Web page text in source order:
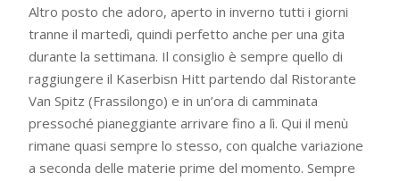
Altro posto che adoro, aperto in inverno tutti i giorni
tranne il martedì, quindi perfetto anche per una gita
durante la settimana. Il consiglio è sempre quello di
raggiungere il Kaserbisn Hitt partendo dal Ristorante
Van Spitz (Frassilongo) e in un’ora di camminata
pressoché pianeggiante arrivare fino a lì. Qui il menù
rimane quasi sempre lo stesso, con qualche variazione
a seconda delle materie prime del momento. Sempre